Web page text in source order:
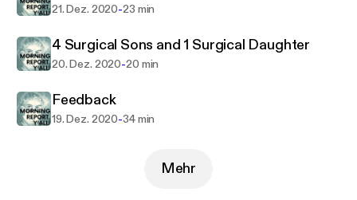
21. Dez. 2020-23 min
4 Surgical Sons and 1 Surgical Daughter
20. Dez. 2020-20 min
Feedback
19. Dez. 2020-34 min
Mehr